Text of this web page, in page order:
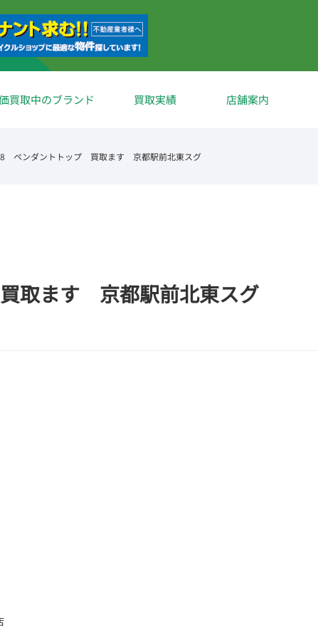
買取中のブランド 買取実績 店舗案内
ペンダントトップ 買取ます 京都駅前北東スグ
取ます 京都駅前北東スグ